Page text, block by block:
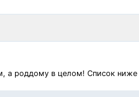
а роддому в целом! Список